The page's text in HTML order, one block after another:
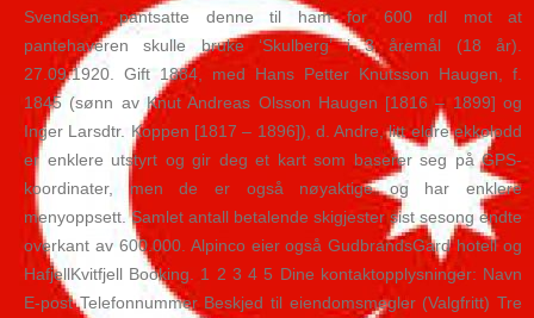
Svendsen, pantsatte denne til ham for 600 rdl mot at
pantehaveren skulle bruke ‘Skulberg’ i 3 åremål (18 år).
27.09.1920. Gift 1884, med Hans Petter Knutsson Haugen, f.
1845 (sønn av Knut Andreas Olsson Haugen [1816 – 1899] og
Inger Larsdtr. Koppen [1817 – 1896]), d. Andre, litt eldre ekkolodd
er enklere utstyrt og gir deg et kart som baserer seg på GPS-
koordinater, men de er også nøyaktige og har enklere
menyoppsett. Samlet antall betalende skigjester sist sesong endte
overkant av 600.000. Alpinco eier også GudbrandsGard hotell og
HafjellKvitfjell Booking. 1 2 3 4 5 Dine kontaktopplysninger: Navn
E-post Telefonnummer Beskjed til eiendomsmegler (Valgfritt) Tre